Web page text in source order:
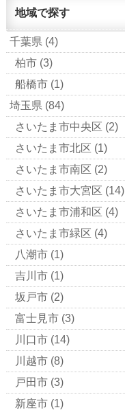
地域で探す
千葉県 (4)
柏市 (3)
船橋市 (1)
埼玉県 (84)
さいたま市中央区 (2)
さいたま市北区 (1)
さいたま市南区 (2)
さいたま市大宮区 (14)
さいたま市浦和区 (4)
さいたま市緑区 (4)
八潮市 (1)
吉川市 (1)
坂戸市 (2)
富士見市 (3)
川口市 (14)
川越市 (8)
戸田市 (3)
新座市 (1)